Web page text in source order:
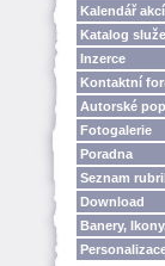
Kalendář akcí
Katalog
Inzerce
Kontaktní
Autorské
Fotogalerie
Poradna
Seznam
Download
Banery,